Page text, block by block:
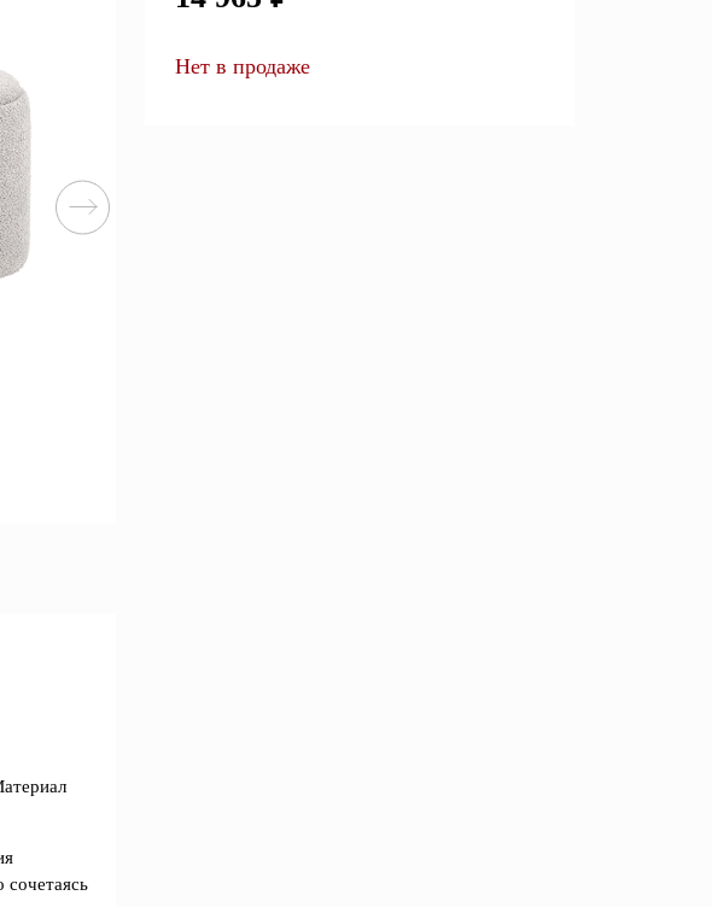
Двуспальные кровати
сочетаясь
Нет в продаже